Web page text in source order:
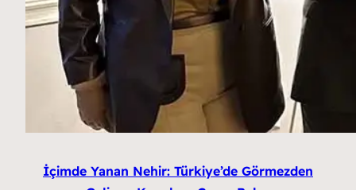
İçimde Yanan Nehir: Türkiye’de Görmezden